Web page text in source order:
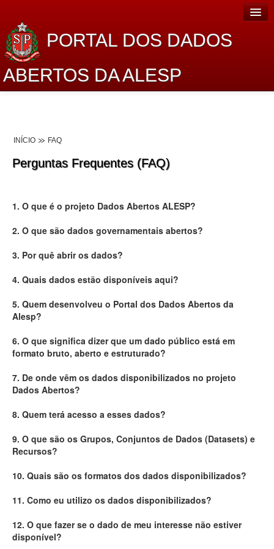
PORTAL DOS DADOS
ABERTOS DA ALESP
Lei de Acesso à Informação
Administração
Legislação
Perguntas frequentes
Contato
INÍCIO FAQ
Perguntas Frequentes (FAQ)
1. O que é o projeto Dados Abertos ALESP?
2. O que são dados governamentais abertos?
3. Por quê abrir os dados?
4. Quais dados estão disponíveis aqui?
5. Quem desenvolveu o Portal dos Dados Abertos da
Alesp?
6. O que significa dizer que um dado público está em
formato bruto, aberto e estruturado?
7. De onde vêm os dados disponibilizados no projeto
Dados Abertos?
8. Quem terá acesso a esses dados?
9. O que são os Grupos, Conjuntos de Dados (Datasets) e
Recursos?
10. Quais são os formatos dos dados disponibilizados?
11. Como eu utilizo os dados disponibilizados?
12. O que fazer se o dado de meu interesse não estiver
disponível?